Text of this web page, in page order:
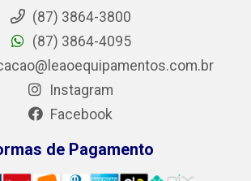
(87) 3864-3800
(87) 3864-4095
Instagram
Facebook
de Pagamento